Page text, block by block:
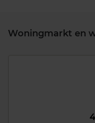
Woningmarkt en